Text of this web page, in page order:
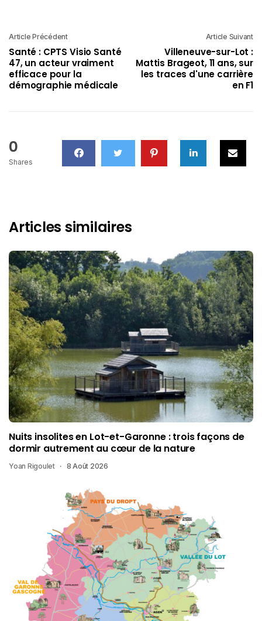
Article Précédent
Santé : CPTS Visio Santé
47, un acteur vraiment
efficace pour la
démographie médicale
Article Suivant
Villeneuve-sur-Lot :
Mattis Brageot, 11 ans, sur
les traces d'une carrière
en F1
0
Shares
Articles similaires
Nuits insolites en Lot-et-Garonne : trois façons de
dormir autrement au cœur de la nature
Yoan Rigoulet 8 Août 2026